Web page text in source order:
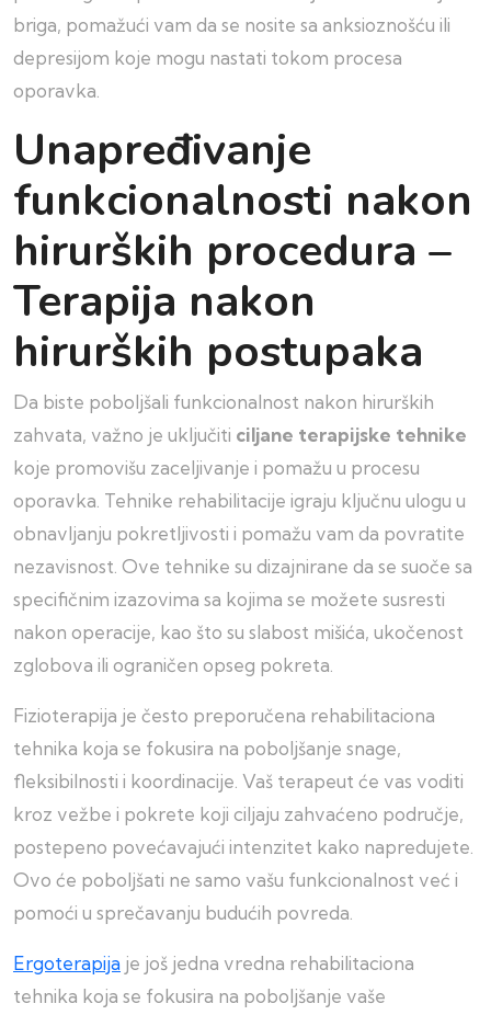
briga, pomažući vam da se nosite sa anksioznošću ili
depresijom koje mogu nastati tokom procesa
oporavka.
Unapređivanje
funkcionalnosti nakon
hirurških procedura –
Terapija nakon
hirurških postupaka
Da biste poboljšali funkcionalnost nakon hirurških
zahvata, važno je uključiti ciljane terapijske tehnike
koje promovišu zaceljivanje i pomažu u procesu
oporavka. Tehnike rehabilitacije igraju ključnu ulogu u
obnavljanju pokretljivosti i pomažu vam da povratite
nezavisnost. Ove tehnike su dizajnirane da se suoče sa
specifičnim izazovima sa kojima se možete susresti
nakon operacije, kao što su slabost mišića, ukočenost
zglobova ili ograničen opseg pokreta.
Fizioterapija je često preporučena rehabilitaciona
tehnika koja se fokusira na poboljšanje snage,
fleksibilnosti i koordinacije. Vaš terapeut će vas voditi
kroz vežbe i pokrete koji ciljaju zahvaćeno područje,
postepeno povećavajući intenzitet kako napredujete.
Ovo će poboljšati ne samo vašu funkcionalnost već i
pomoći u sprečavanju budućih povreda.
Ergoterapija je još jedna vredna rehabilitaciona
tehnika koja se fokusira na poboljšanje vaše